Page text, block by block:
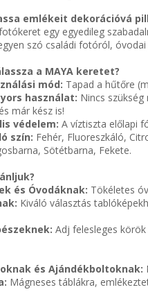
emlékeit dekorációvá
egy egyedileg
szó családi fotóról,
a MAYA keretet?
mód: Tapad a hűtőre
használat: Nincs
már kész is!
védelem: A víztiszta előlapi
szín: Fehér, Fluoreszkáló,
Sötétbarna, Fekete.
és Óvodáknak: Tökéletes
Kiváló választás
Adj felesleges
és Ajándékboltoknak:
Mágneses táblákra,